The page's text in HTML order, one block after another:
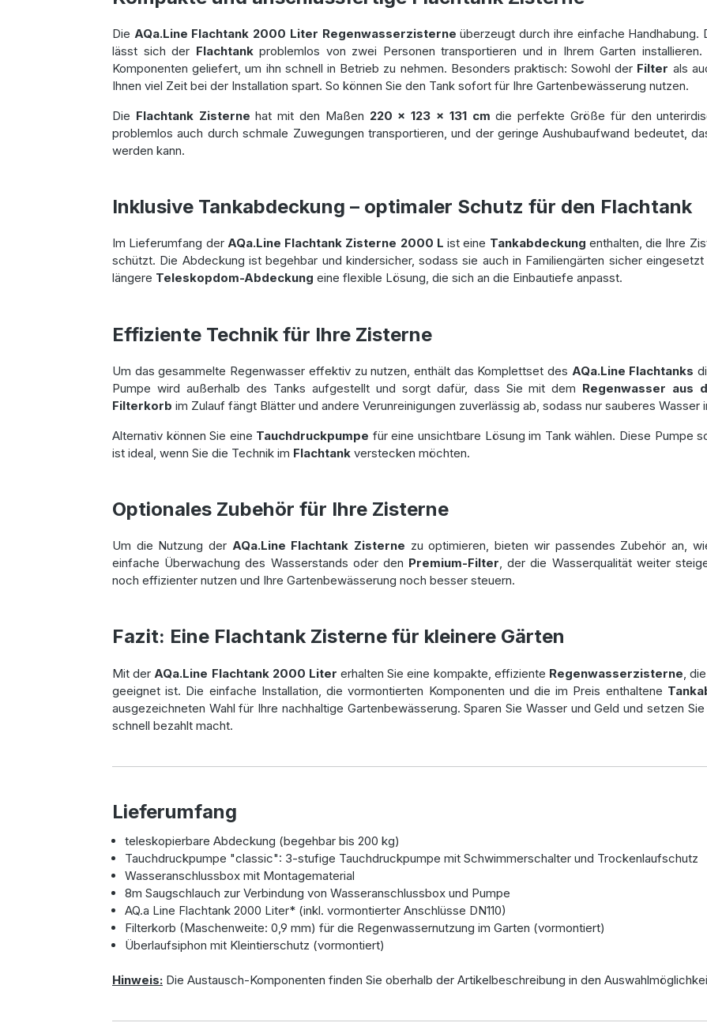
Die AQa.Line Flachtank 2000 Liter Regenwasserzisterne überzeugt durch ihre einfache
lässt sich der Flachtankproblemlos von zwei Personen transportieren und in Ihrem Garten installieren.
Komponenten geliefert, um ihn schnell in Betrieb zu nehmen. Besonders praktisch: Sowohl der Filter als
Ihnen viel Zeit bei der Installation spart. So können Sie den Tank sofort für Ihre Gartenbewässerung nutzen.
Die Flachtank Zisterne hat mit den Maßen 220 x 123 x 131 cm die perfekte Größe für den
problemlos auch durch schmale Zuwegungen transportieren, und der geringe Aushubaufwand bedeutet,
werden kann.
Inklusive Tankabdeckung – optimaler Schutz für den Flachtank
Im Lieferumfang der AQa.Line Flachtank Zisterne 2000 L ist eine Tankabdeckung enthalten, die Ihre
schützt. Die Abdeckung ist begehbar und kindersicher, sodass sie auch in Familiengärten sicher
längere Teleskopdom-Abdeckung eine flexible Lösung, die sich an die Einbautiefe anpasst.
Effiziente Technik für Ihre Zisterne
Um das gesammelte Regenwasser effektiv zu nutzen, enthält das Komplettset des AQa.Line Flachtanks
Pumpe wird außerhalb des Tanks aufgestellt und sorgt dafür, dass Sie mit dem Regenwasser aus
Filterkorb im Zulauf fängt Blätter und andere Verunreinigungen zuverlässig ab, sodass nur sauberes Wasser
Alternativ können Sie eine Tauchdruckpumpe für eine unsichtbare Lösung im Tank wählen. Diese Pumpe
ist ideal, wenn Sie die Technik im Flachtank verstecken möchten.
Optionales Zubehör für Ihre Zisterne
Um die Nutzung der AQa.Line Flachtank Zisterne zu optimieren, bieten wir passendes Zubehör an,
einfache Überwachung des Wasserstands oder den Premium-Filter, der die Wasserqualität weiter
noch effizienter nutzen und Ihre Gartenbewässerung noch besser steuern.
Fazit: Eine Flachtank Zisterne für kleinere Gärten
Mit der AQa.Line Flachtank 2000 Liter erhalten Sie eine kompakte, effiziente Regenwasserzisterne ,
geeignet ist. Die einfache Installation, die vormontierten Komponenten und die im Preis enthaltene
ausgezeichneten Wahl für Ihre nachhaltige Gartenbewässerung. Sparen Sie Wasser und Geld und setzen
schnell bezahlt macht.
Lieferumfang
teleskopierbare Abdeckung (begehbar bis 200 kg)
Tauchdruckpumpe "classic": 3-stufige Tauchdruckpumpe mit Schwimmerschalter und Trockenlaufschutz
Wasseranschlussbox mit Montagematerial
8m Saugschlauch zur Verbindung von Wasseranschlussbox und Pumpe
AQ.a Line Flachtank 2000 Liter* (inkl. vormontierter Anschlüsse DN110)
Filterkorb (Maschenweite: 0,9 mm) für die Regenwassernutzung im Garten (vormontiert)
Überlaufsiphon mit Kleintierschutz (vormontiert)
Hinweis: Die Austausch-Komponenten finden Sie oberhalb der Artikelbeschreibung in den